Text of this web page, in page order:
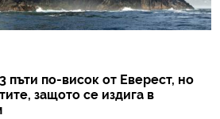
пъти по-висок от Еверест, но
защото се издига в